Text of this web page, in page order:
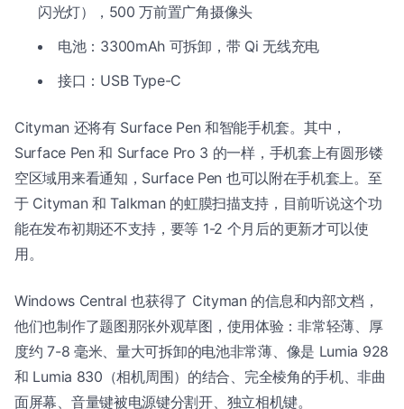
闪光灯），500 万前置广角摄像头
电池：3300mAh 可拆卸，带 Qi 无线充电
接口：USB Type-C
Cityman 还将有 Surface Pen 和智能手机套。其中，
Surface Pen 和 Surface Pro 3 的一样，手机套上有圆形镂
空区域用来看通知，Surface Pen 也可以附在手机套上。至
于 Cityman 和 Talkman 的虹膜扫描支持，目前听说这个功
能在发布初期还不支持，要等 1-2 个月后的更新才可以使
用。
Windows Central 也获得了 Cityman 的信息和内部文档，
他们也制作了题图那张外观草图，使用体验：非常轻薄、厚
度约 7-8 毫米、量大可拆卸的电池非常薄、像是 Lumia 928
和 Lumia 830（相机周围）的结合、完全棱角的手机、非曲
面屏幕、音量键被电源键分割开、独立相机键。